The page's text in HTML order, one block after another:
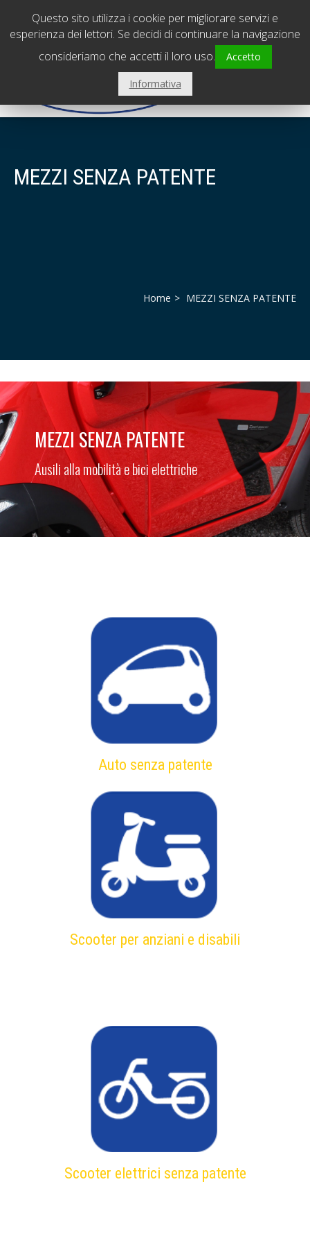
PADOVA - Sede centrale
0495798239
VICENZA - Filiale
0444310560
MEZZI SENZA PATENTE
Home MEZZI SENZA PATENTE
MEZZI SENZA PATENTE
Ausili alla mobilità e bici elettriche
Auto senza patente
Scooter per anziani e disabili
Scooter elettrici senza patente
Questo sito utilizza i cookie per migliorare servizi e
esperienza dei lettori. Se decidi di continuare la navigazione
consideriamo che accetti il loro uso.
Accetto
Informativa